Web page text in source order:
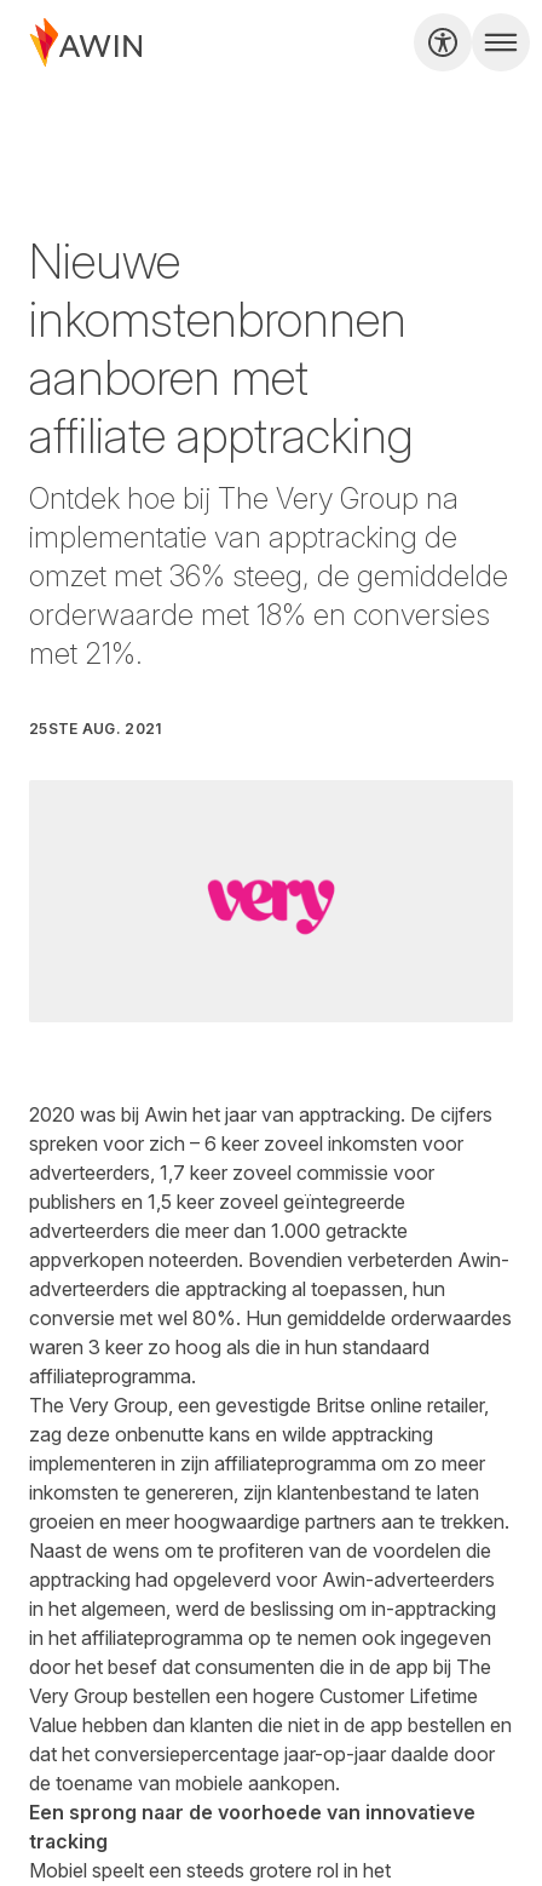
Nieuwe
inkomstenbronnen
aanboren met
affiliate apptracking
Ontdek hoe bij The Very Group na
implementatie van apptracking de
omzet met 36% steeg, de gemiddelde
orderwaarde met 18% en conversies
met 21%.
25STE AUG. 2021
2020 was bij Awin het jaar van apptracking. De cijfers
spreken voor zich – 6 keer zoveel inkomsten voor
adverteerders, 1,7 keer zoveel commissie voor
publishers en 1,5 keer zoveel geïntegreerde
adverteerders die meer dan 1.000 getrackte
appverkopen noteerden. Bovendien verbeterden Awin-
adverteerders die apptracking al toepassen, hun
conversie met wel 80%. Hun gemiddelde orderwaardes
waren 3 keer zo hoog als die in hun standaard
affiliateprogramma.
The Very Group, een gevestigde Britse online retailer,
zag deze onbenutte kans en wilde apptracking
implementeren in zijn affiliateprogramma om zo meer
inkomsten te genereren, zijn klantenbestand te laten
groeien en meer hoogwaardige partners aan te trekken.
Naast de wens om te profiteren van de voordelen die
apptracking had opgeleverd voor Awin-adverteerders
in het algemeen, werd de beslissing om in-apptracking
in het affiliateprogramma op te nemen ook ingegeven
door het besef dat consumenten die in de app bij The
Very Group bestellen een hogere Customer Lifetime
Value hebben dan klanten die niet in de app bestellen en
dat het conversiepercentage jaar-op-jaar daalde door
de toename van mobiele aankopen.
Een sprong naar de voorhoede van innovatieve
tracking
Mobiel speelt een steeds grotere rol in het